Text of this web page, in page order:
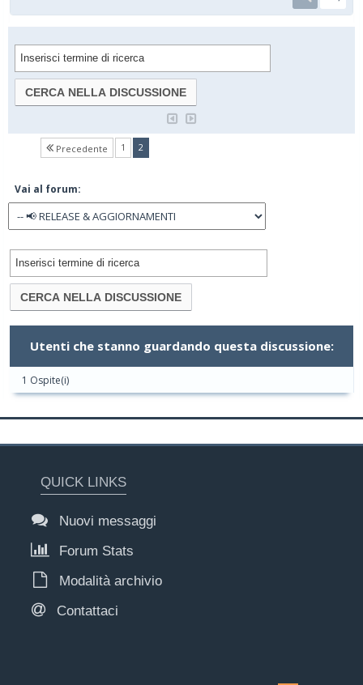
Precedente 1 2(current)
Vai al forum:
Utenti che stanno guardando questa discussione:
1 Ospite(i)
QUICK LINKS
Nuovi messaggi
Forum Stats
Modalità archivio
Contattaci